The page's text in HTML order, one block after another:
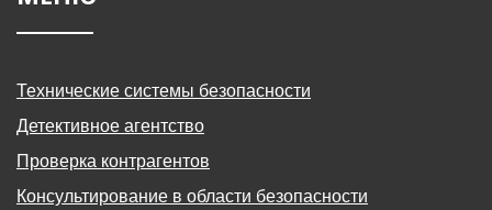
Технические системы безопасности
Детективное агентство
Проверка контрагентов
Консультирование в области безопасности